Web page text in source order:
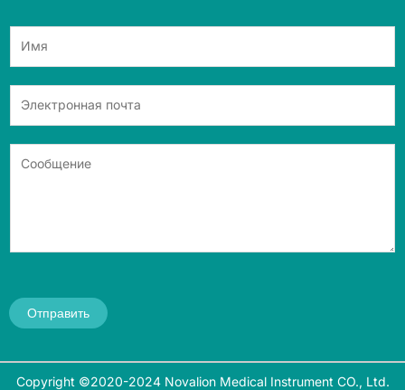
Отправить
Copyright ©2020-2024 Novalion Medical Instrument CO., Ltd.